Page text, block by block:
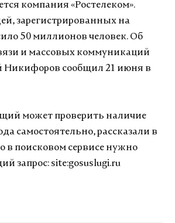
компания «Ростелеком».
зарегистрированных на
50 миллионов человек. Об
и массовых коммуникаций
Никифоров сообщил 21 июня в
может проверить наличие
самостоятельно, рассказали в
в поисковом сервисе нужно
запрос: site:gosuslugi.ru